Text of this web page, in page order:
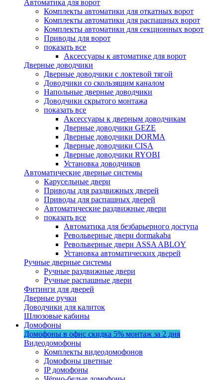
Автоматика для ворот
Комплекты автоматики для откатных ворот
Комплекты автоматики для распашных ворот
Комплекты автоматики для секционных ворот
Приводы для ворот
показать все
Аксессуары к автоматике для ворот
Дверные доводчики
Дверные доводчики с локтевой тягой
Доводчики со скользящим каналом
Напольные дверные доводчики
Доводчики скрытого монтажа
показать все
Аксессуары к дверным доводчикам
Дверные доводчики GEZE
Дверные доводчики DORMA
Дверные доводчики CISA
Дверные доводчики RYOBI
Установка доводчиков
Автоматические дверные системы
Карусельные двери
Приводы для раздвижных дверей
Приводы для распашных дверей
Автоматические раздвижные двери
показать все
Автоматика для безбарьерного доступа
Револьверные двери dormakaba
Револьверные двери ASSA ABLOY
Установка автоматических дверей
Ручные дверные системы
Ручные раздвижные двери
Ручные распашные двери
Фитинги для дверей
Дверные ручки
Доводчики для калиток
Шлюзовые кабины
Домофоны
Домофоны в офис скидка 5% монтаж за 2 дня
Видеодомофоны
Комплекты видеодомофонов
Домофоны цветные
IP домофоны